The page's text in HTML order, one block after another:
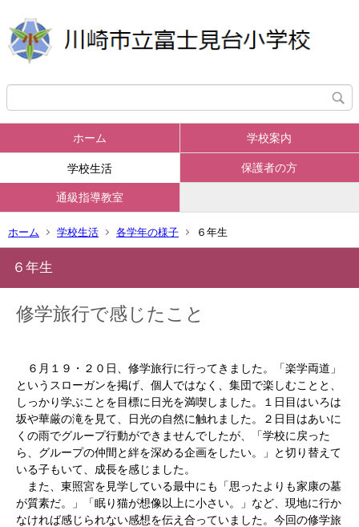
ホーム 学校案内
学校生活 保護者の方
通級指導教室
ホーム 学校生活 各学年の様子 ６年生
６年生
修学旅行で感じたこと
６月１９・２０日、修学旅行に行ってきました。「楽学両道」
というスローガンを掲げ、個人ではなく、集団で楽しむことと、
しっかり学ぶことを目標に日光を満喫しました。１日目はいろは
坂や華厳の滝を見て、日光の自然に触れました。２日目はあいに
くの雨でグループ行動ができませんでしたが、「学校に戻った
ら、グループの仲間と絆を深める企画をしたい。」と切り替えて
いる子もいて、成長を感じました。
また、東照宮を見学している最中にも「思ったよりも家康の墓
が質素だ。」「眠り猫が想像以上に小さい。」など、現地に行か
なければ感じられない感想を伝え合っていました。今回の修学旅